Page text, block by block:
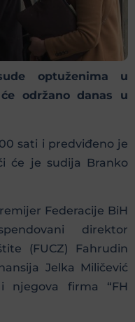
optuženima u
održano danas u
sati i predviđeno je
će je sudija Branko
Federacije BiH
direktor
(FUCZ) Fahrudin
Jelka Miličević
njegova firma “FH